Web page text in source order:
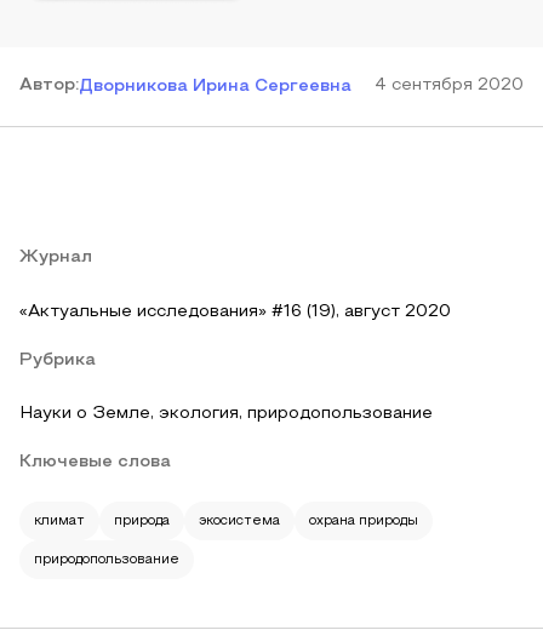
Автор:Дворникова Ирина Сергеевна 4 сентября 2020
Журнал
«Актуальные исследования» #16 (19), август 2020
Рубрика
Науки о Земле, экология, природопользование
Ключевые слова
климат природа экосистема охрана природы
природопользование